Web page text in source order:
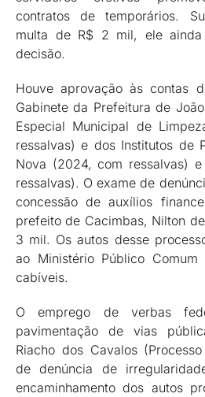
contratos de temporários.
multa de R$ 2 mil, ele
decisão.
Houve aprovação às contas
Gabinete da Prefeitura de
Especial Municipal de
ressalvas) e dos Institutos de
Nova (2024, com ressalvas)
ressalvas). O exame de
concessão de auxílios
prefeito de Cacimbas, Nilton
3 mil. Os autos desse
ao Ministério Público
cabíveis.
O emprego de verbas
pavimentação de vias
Riacho dos Cavalos
de denúncia de
encaminhamento dos autos